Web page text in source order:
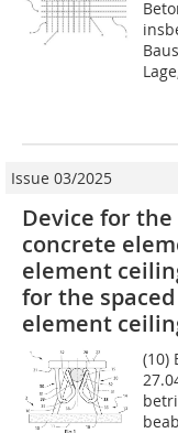
Issue 03/2025
Device for
concrete
element
for the
element
(10)